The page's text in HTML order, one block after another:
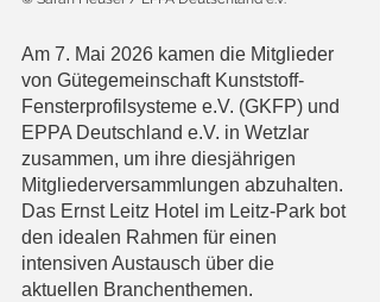
Am 7. Mai 2026 kamen die Mitglieder
von Gütegemeinschaft Kunststoff-
Fensterprofilsysteme e.V. (GKFP) und
EPPA Deutschland e.V. in Wetzlar
zusammen, um ihre diesjährigen
Mitgliederversammlungen abzuhalten.
Das Ernst Leitz Hotel im Leitz-Park bot
den idealen Rahmen für einen
intensiven Austausch über die
aktuellen Branchenthemen.